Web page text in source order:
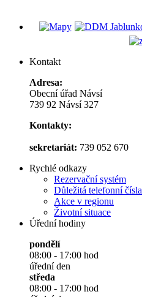
Kontakt
Adresa:
Obecní úřad Návsí
739 92 Návsí 327
Kontakty:
sekretariát: 739 052 670
Rychlé odkazy
Rezervační systém
Důležitá telefonní čísla
Akce v regionu
Životní situace
Úřední hodiny
pondělí
08:00 - 17:00 hod
úřední den
středa
08:00 - 17:00 hod